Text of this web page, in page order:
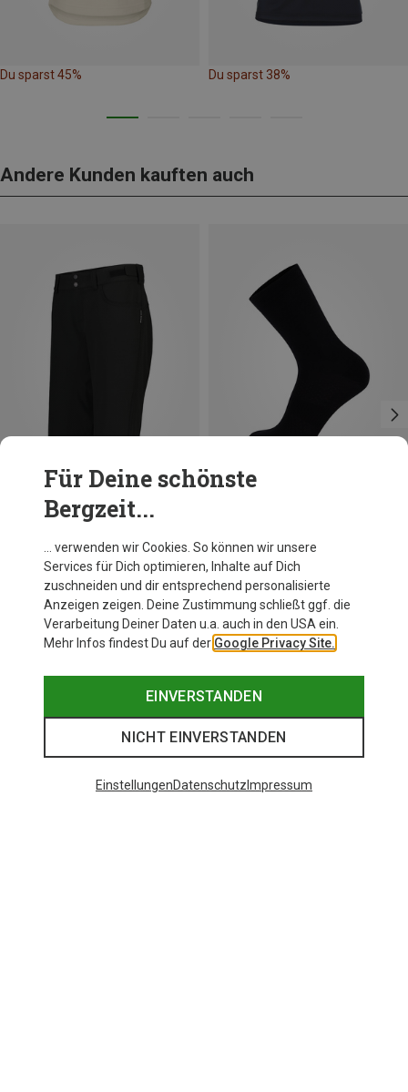
Du sparst 45% Du sparst 38%
Andere Kunden kauften auch
Du sparst 78%
Für Deine schönste
Bergzeit...
… verwenden wir Cookies. So können wir unsere
Services für Dich optimieren, Inhalte auf Dich
zuschneiden und dir entsprechend personalisierte
Anzeigen zeigen. Deine Zustimmung schließt ggf. die
Verarbeitung Deiner Daten u.a. auch in den USA ein.
Mehr Infos findest Du auf der Google Privacy Site.
EINVERSTANDEN
NICHT EINVERSTANDEN
EinstellungenDatenschutz Impressum